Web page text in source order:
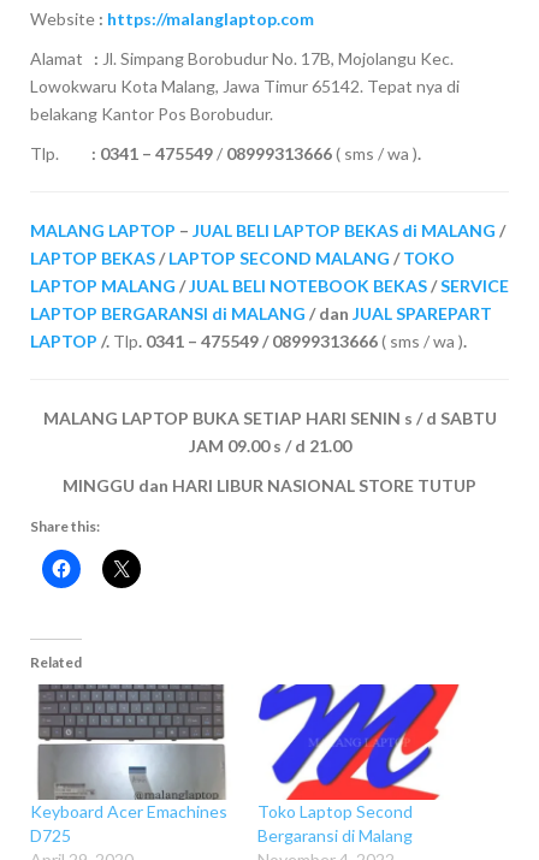
Website : https://malanglaptop.com
Alamat : Jl. Simpang Borobudur No. 17B, Mojolangu Kec.
Lowokwaru Kota Malang, Jawa Timur 65142. Tepat nya di
belakang Kantor Pos Borobudur.
Tlp. : 0341 – 475549/ 08999313666( sms / wa ).
MALANG LAPTOP – JUAL BELI LAPTOP BEKAS di MALANG /
LAPTOP BEKAS/LAPTOP SECOND MALANG /TOKO
LAPTOP MALANG /JUAL BELI NOTEBOOK BEKAS/SERVICE
LAPTOP BERGARANSI di MALANG / dan JUAL SPAREPART
LAPTOP /. Tlp. 0341 – 475549 / 08999313666( sms / wa ).
MALANG LAPTOP BUKA SETIAP HARI SENIN s / d SABTU
JAM 09.00 s / d 21.00
MINGGU dan HARI LIBUR NASIONAL STORE TUTUP
Share this:
Related
Keyboard Acer Emachines
D725
Toko Laptop Second
Bergaransi di Malang